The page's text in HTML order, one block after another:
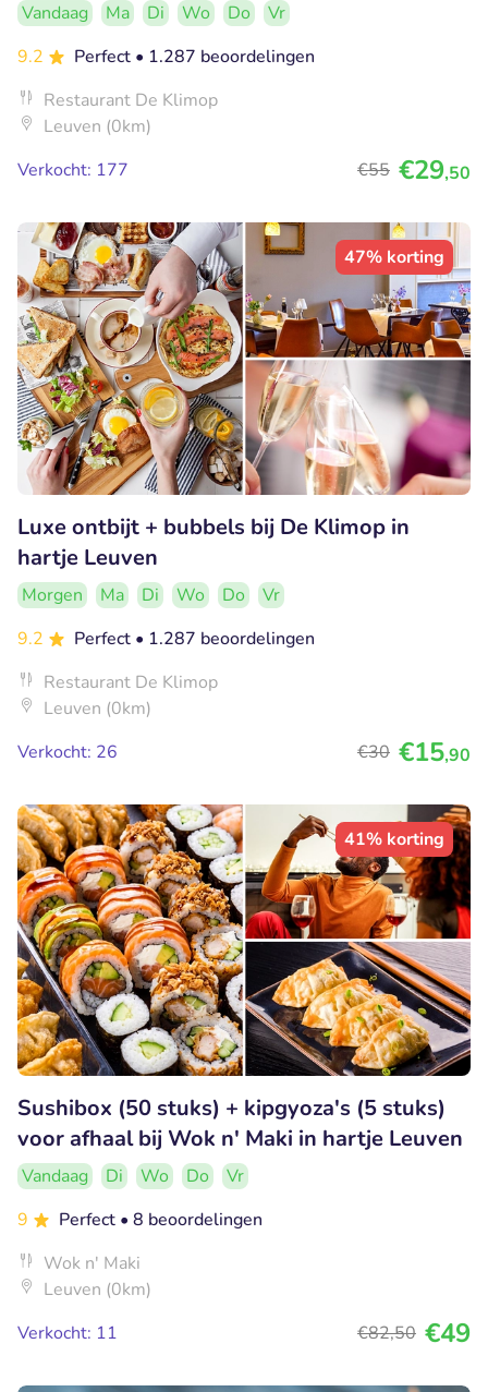
Vandaag Ma Di Wo Do
Vr
9.2
Perfect • 1.287 beoordelingen
Restaurant De Klimop
Leuven (0km)
Verkocht: 177
€55 €29,50
47% korting
Luxe ontbijt + bubbels bij De Klimop in
hartje Leuven
Morgen Ma Di Wo Do
Vr
9.2
Perfect • 1.287 beoordelingen
Restaurant De Klimop
Leuven (0km)
Verkocht: 26
€30 €15,90
41% korting
Sushibox (50 stuks) + kipgyoza's (5 stuks)
voor afhaal bij Wok n' Maki in hartje Leuven
Vandaag Di Wo Do
Vr
9
Perfect • 8 beoordelingen
Wok n' Maki
Leuven (0km)
Verkocht: 11
€82,50 €49